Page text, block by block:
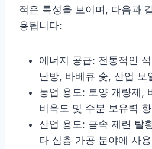
적은 특성을 보이며, 다음과
용됩니다:
에너지 공급: 전통적인
난방, 바베큐 숯, 산업 보
농업 용도: 토양 개량제,
비옥도 및 수분 보유력
산업 용도: 금속 제련 탈
타 심층 가공 분야에 사